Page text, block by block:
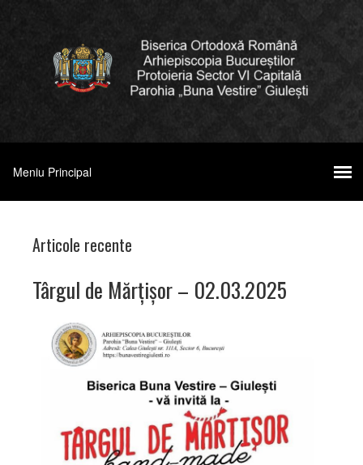
Articole recente
Târgul de Mărțișor – 02.03.2025